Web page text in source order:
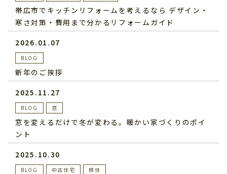
帯広市でキッチンリフォームを考えるなら デザイン・
寒さ対策・費用まで分かるリフォームガイド
2026.01.07
BLOG
新年のご挨拶
2025.11.27
BLOG 窓
窓を変えるだけで冬が変わる。暖かい家づくりのポイ
ント
2025.10.30
BLOG 中古住宅 移住